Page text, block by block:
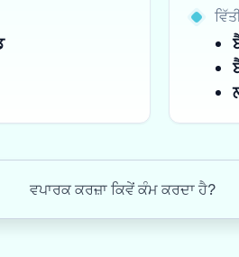
ਵਪਾਰਕ ਕਰਜ਼ਾ ਕਿਵੇਂ ਕੰਮ ਕਰਦਾ ਹੈ?